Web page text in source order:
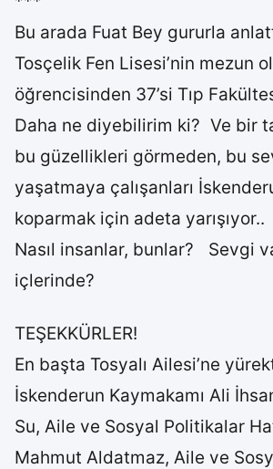
Bu arada Fuat Bey gururla
Tosçelik Fen Lisesi’nin mezun
öğrencisinden 37’si Tıp
Daha ne diyebilirim ki? Ve bir
bu güzellikleri görmeden, bu
yaşatmaya çalışanları
koparmak için adeta yarışıyor..
Nasıl insanlar, bunlar? Sevgi
içlerinde?
TEŞEKKÜRLER!
En başta Tosyalı Ailesi’ne
İskenderun Kaymakamı Ali
Su, Aile ve Sosyal Politikalar
Mahmut Aldatmaz, Aile ve